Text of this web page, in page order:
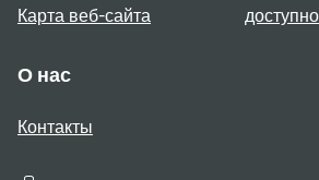
Карта веб-сайта
О нас
Контакты